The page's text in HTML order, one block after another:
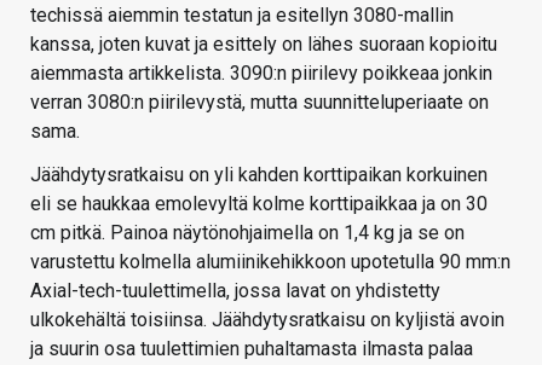
techissä aiemmin testatun ja esitellyn 3080-mallin
kanssa, joten kuvat ja esittely on lähes suoraan kopioitu
aiemmasta artikkelista. 3090:n piirilevy poikkeaa jonkin
verran 3080:n piirilevystä, mutta suunnitteluperiaate on
sama.
Jäähdytysratkaisu on yli kahden korttipaikan korkuinen
eli se haukkaa emolevyltä kolme korttipaikkaa ja on 30
cm pitkä. Painoa näytönohjaimella on 1,4 kg ja se on
varustettu kolmella alumiinikehikkoon upotetulla 90 mm:n
Axial-tech-tuulettimella, jossa lavat on yhdistetty
ulkokehältä toisiinsa. Jäähdytysratkaisu on kyljistä avoin
ja suurin osa tuulettimien puhaltamasta ilmasta palaa